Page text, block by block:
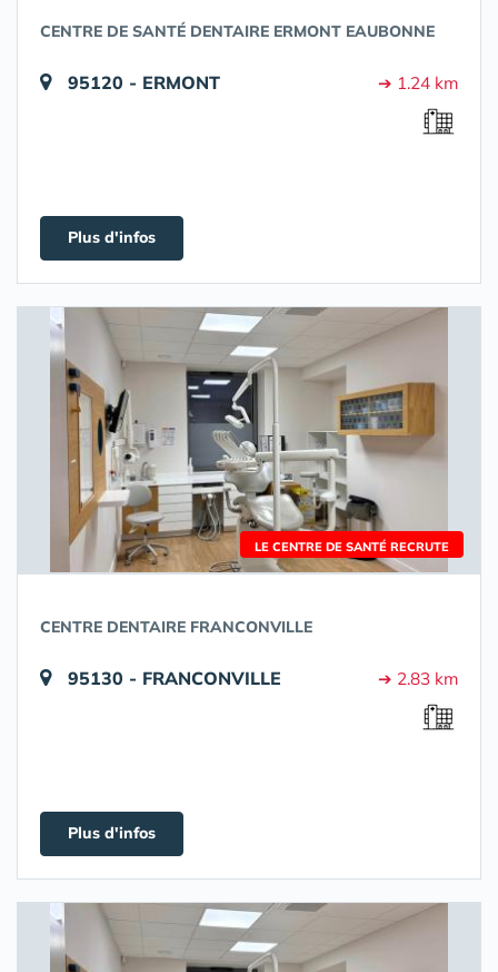
CENTRE DE SANTÉ DENTAIRE ERMONT EAUBONNE
95120 - ERMONT ➔ 1.24 km
Plus d'infos
LE CENTRE DE SANTÉ RECRUTE
CENTRE DENTAIRE FRANCONVILLE
95130 - FRANCONVILLE ➔ 2.83 km
Plus d'infos